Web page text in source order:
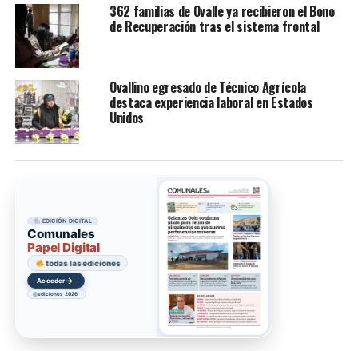
362 familias de Ovalle ya recibieron el Bono
de Recuperación tras el sistema frontal
Ovallino egresado de Técnico Agrícola
destaca experiencia laboral en Estados
Unidos
EDICIÓN DIGITAL
Comunales
Papel Digital
todas las ediciones
Acceder→
ediciones 2026